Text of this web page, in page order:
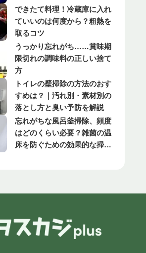
できたて料理！冷蔵庫に入れ
ていいのは何度から？粗熱を
取るコツ
うっかり忘れがち……賞味期
限切れの調味料の正しい捨て
方
トイレの壁掃除の方法のおす
すめは？｜汚れ別・素材別の
落とし方と臭い予防を解説
忘れがちな風呂釜掃除、頻度
はどのくらい必要？雑菌の温
床を防ぐための効果的な掃除